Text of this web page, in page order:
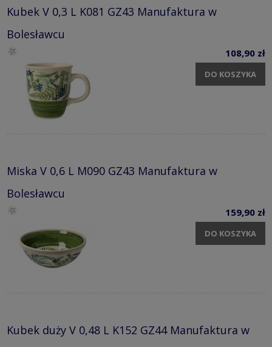
Kubek V 0,3 L K081 GZ43 Manufaktura w
Bolesławcu
108,90 zł
DO KOSZYKA
Miska V 0,6 L M090 GZ43 Manufaktura w
Bolesławcu
159,90 zł
DO KOSZYKA
Kubek duży V 0,48 L K152 GZ44 Manufaktura w